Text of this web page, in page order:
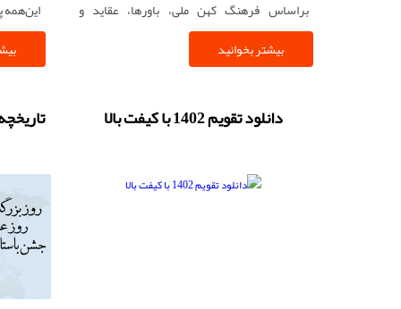
براساس فرهنگ کهن ملی، باورها، عقاید و
اندیشه‌های مذهبی برای هر روز و هر ماه نامی
انتخاب می‌کردند و هنگامی که نام روز و ماه با هم
اساس نوزدهمین روز ماه فروردین را که
“فروردین” نام داشت را جشن می‌گرفتند نام آن را
بیشتر بخوانید
نوروزی
دانلود تقویم 1402 با کیفت بالا